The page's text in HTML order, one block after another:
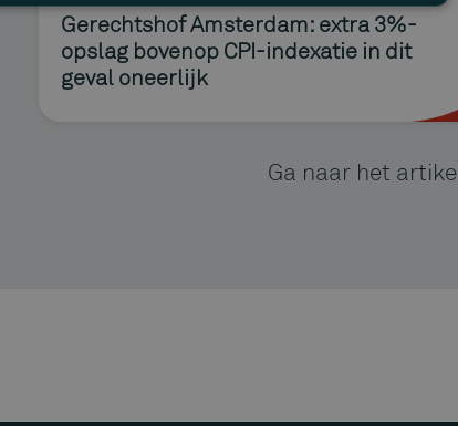
Gerechtshof Amsterdam: extra 3%-
opslag bovenop CPI-indexatie in dit
geval oneerlijk
Ga naar het